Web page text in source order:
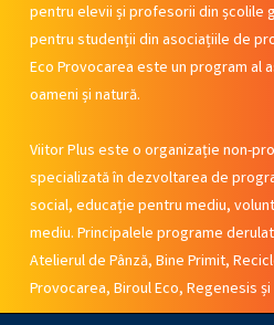
pentru elevii și profesorii din școlile
pentru studenții din asociațiile de
Eco Provocarea este un program al
oameni și natură.
Viitor Plus este o organizație non-
specializată în dezvoltarea de
social, educație pentru mediu,
mediu. Principalele programe
Atelierul de Pânză, Bine Primit,
Provocarea, Biroul Eco, Regenesis și